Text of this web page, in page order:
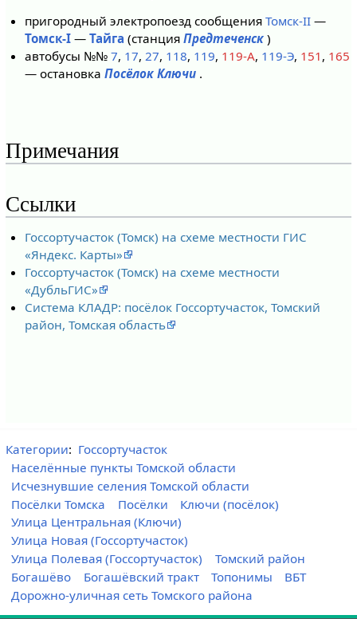
пригородный электропоезд сообщенияТомск-II —
Томск-I —Тайга (станцияПредтеченск )
автобусы №№7, 17,27, 118, 119, 119-А, 119-Э, 151 , 165
— остановкаПосёлок Ключи .
Примечания
Ссылки
Госсортучасток (Томск) на схеме местности ГИС
«Яндекс. Карты»
Госсортучасток (Томск) на схеме местности
«ДубльГИС»
Система КЛАДР: посёлок Госсортучасток, Томский
район, Томская область
Категории: Госсортучасток
Населённые пункты Томской области
Исчезнувшие селения Томской области
Посёлки Томска
Посёлки
Ключи (посёлок)
Улица Центральная (Ключи)
Улица Новая (Госсортучасток)
Улица Полевая (Госсортучасток)
Томский район
Богашёво
Богашёвский тракт Топонимы
ВБТ
Дорожно-уличная сеть Томского района